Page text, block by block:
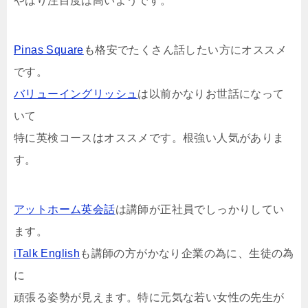
Pinas Square も格安でたくさん話したい方にオススメ
です。
バリューイングリッシュ は以前かなりお世話になって
いて
特に英検コースはオススメです。根強い人気がありま
す。
アットホーム英会話は講師が正社員でしっかりしてい
ます。
iTalk English も講師の方がかなり企業の為に、生徒の為
に
頑張る姿勢が見えます。特に元気な若い女性の先生が